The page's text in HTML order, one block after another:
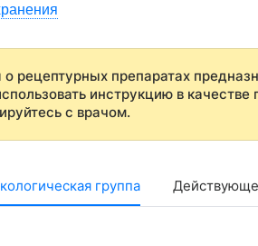
рецептурных препаратах
инструкцию в
с врачом.
группа